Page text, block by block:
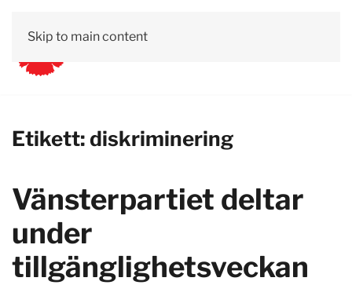
Skip to main content
Etikett:diskriminering
Vänsterpartiet deltar
under
tillgänglighetsveckan